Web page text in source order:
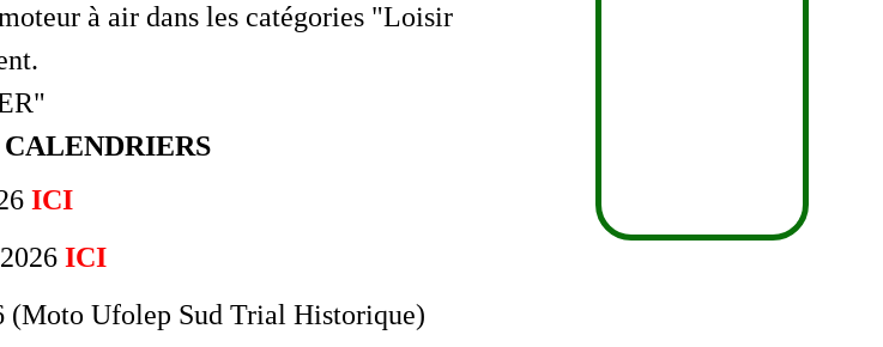
à air dans les catégories "Loisir
ICI
ICI
(Moto Ufolep Sud Trial Historique)